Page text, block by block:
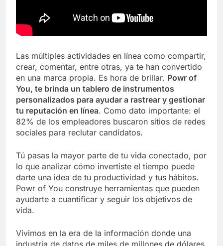
Las múltiples actividades en línea como compartir,
crear, comentar, entre otras, ya te han convertido
en una marca propia. Es hora de brillar. Powr of
You, te brinda un tablero de instrumentos
personalizados para ayudar a rastrear y gestionar
tu reputación en línea. Como dato importante: el
82% de los empleadores buscaron sitios de redes
sociales para reclutar candidatos.
Tú pasas la mayor parte de tu vida conectado, por
lo que analizar cómo invertiste el tiempo puede
darte una idea de tu productividad y tus hábitos.
Powr of You construye herramientas que pueden
ayudarte a cuantificar y seguir los objetivos de
vida.
Vivimos en la era de la información donde una
industria de datos de miles de millones de dólares